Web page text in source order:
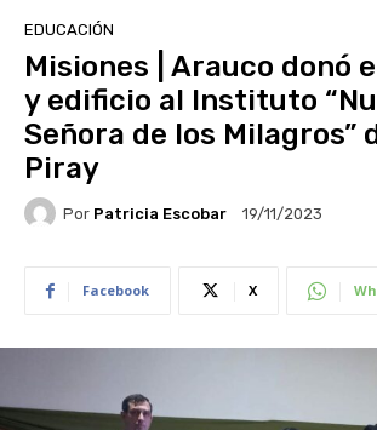
EDUCACIÓN
Misiones | Arauco donó
y edificio al Instituto
Señora de los Milagros”
Piray
Por Patricia Escobar 19/11/2023
Facebook X